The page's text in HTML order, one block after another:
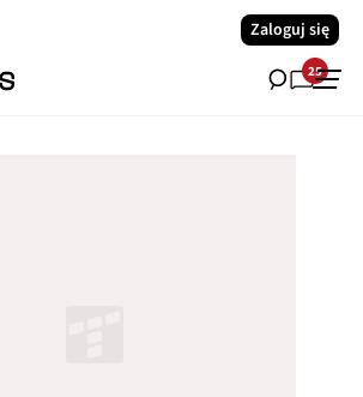
Zaloguj się
25